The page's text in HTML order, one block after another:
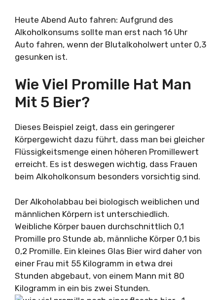
Heute Abend Auto fahren: Aufgrund des
Alkoholkonsums sollte man erst nach 16 Uhr
Auto fahren, wenn der Blutalkoholwert unter 0,3
gesunken ist.
Wie Viel Promille Hat Man
Mit 5 Bier?
Dieses Beispiel zeigt, dass ein geringerer
Körpergewicht dazu führt, dass man bei gleicher
Flüssigkeitsmenge einen höheren Promillewert
erreicht. Es ist deswegen wichtig, dass Frauen
beim Alkoholkonsum besonders vorsichtig sind.
Der Alkoholabbau bei biologisch weiblichen und
männlichen Körpern ist unterschiedlich.
Weibliche Körper bauen durchschnittlich 0,1
Promille pro Stunde ab, männliche Körper 0,1 bis
0,2 Promille. Ein kleines Glas Bier wird daher von
einer Frau mit 55 Kilogramm in etwa drei
Stunden abgebaut, von einem Mann mit 80
Kilogramm in ein bis zwei Stunden.